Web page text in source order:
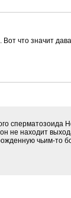
что значит
сперматозоида
не находит
чьим-то